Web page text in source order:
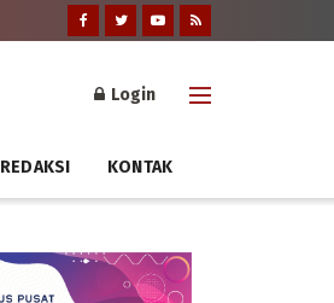
Login
REDAKSI KONTAK